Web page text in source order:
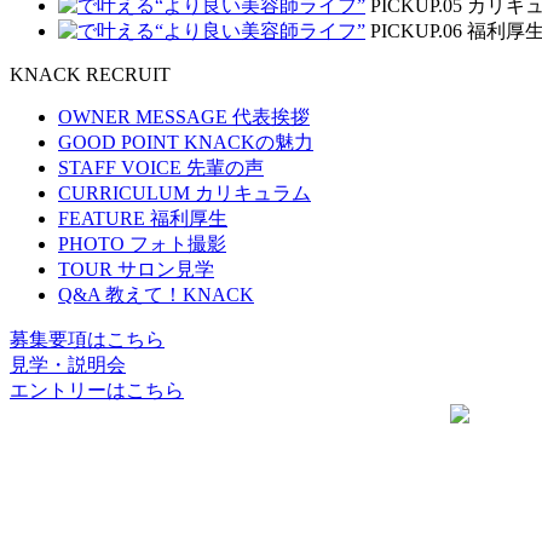
PICKUP.05 カリキ
PICKUP.06 福利厚生
KNACK RECRUIT
OWNER MESSAGE 代表挨拶
GOOD POINT KNACKの魅力
STAFF VOICE 先輩の声
CURRICULUM カリキュラム
FEATURE 福利厚生
PHOTO フォト撮影
TOUR サロン見学
Q&A 教えて！KNACK
募集要項はこちら
見学・説明会
エントリーはこちら